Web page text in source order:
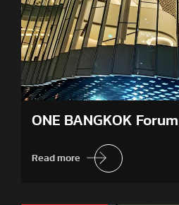
ONE BANGKOK Forum
Read more